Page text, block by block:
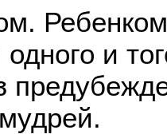
одного и